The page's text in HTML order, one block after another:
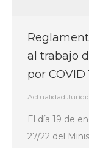
al trabajo
por
Actualidad
El día 19 de
27/22 del